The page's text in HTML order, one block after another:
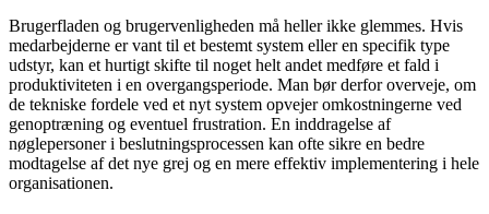
Brugerfladen og brugervenligheden må heller ikke glemmes. Hvis
medarbejderne er vant til et bestemt system eller en specifik type
udstyr, kan et hurtigt skifte til noget helt andet medføre et fald i
produktiviteten i en overgangsperiode. Man bør derfor overveje, om
de tekniske fordele ved et nyt system opvejer omkostningerne ved
genoptræning og eventuel frustration. En inddragelse af
nøglepersoner i beslutningsprocessen kan ofte sikre en bedre
modtagelse af det nye grej og en mere effektiv implementering i hele
organisationen.